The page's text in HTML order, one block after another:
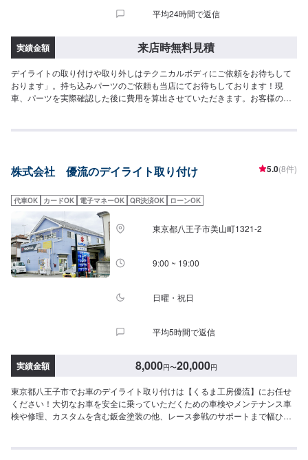
平均24時間で返信
実績金額 来店時無料見積
デイライトの取り付けや取り外しはテクニカルボディにご依頼をお待ちして
おります」。持ち込みパーツのご依頼も当店にてお待ちしております！現
車、パーツを実際確認した後に費用を算出させていただきます。お客様のご
株式会社 優流のデイライト取り付け 5.0(8件)
代車OK カードOK 電子マネーOK QR決済OK ローンOK
東京都八王子市美山町1321-2
9:00 ~ 19:00
日曜・祝日
平均5時間で返信
実績金額 8,000円〜20,000円
東京都八王子市でお車のデイライト取り付けは【くるま工房優流】にお任せ
ください！大切なお車を安全に乗っていただくための車検やメンテナンス車
検や修理、カスタムを含む鈑金塗装の他、レース参戦のサポートまで幅ひろ
たいと考えています。ドライブ中の不具合やなんだかおかしい気がする…な